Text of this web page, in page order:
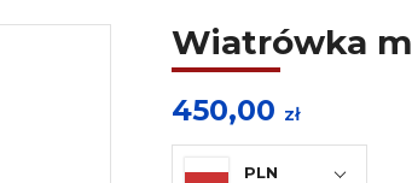
Wiatrówka
450,00 zł
PLN